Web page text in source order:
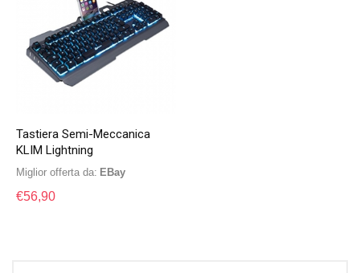
Tastiera Semi-Meccanica
KLIM Lightning
Miglior offerta da: eBay
€56,90